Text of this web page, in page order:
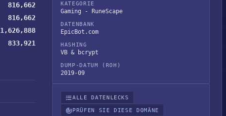
816,662
816,662
1,626,888
833,921
KATEGORIE
Gaming - RuneScape
DATENBANK
EpicBot.com
HASHING
VB & bcrypt
DUMP-DATUM (ROH)
2019-09
ALLE DATENLECKS
PRÜFEN SIE DIESE DOMÄNE